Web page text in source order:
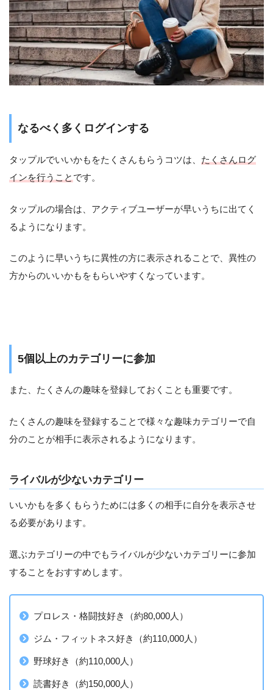
なるべく多くログインする
タップルでいいかもをたくさんもらうコツは、 たくさんログ
インを行うこと です。
タップルの場合は、アクティブユーザーが早いうちに出てく
るようになります。
このように早いうちに異性の方に表示されることで、異性の
方からのいいかもをもらいやすくなっています。
5個以上のカテゴリーに参加
また、たくさんの趣味を登録しておくことも重要です。
たくさんの趣味を登録することで様々な趣味カテゴリーで自
分のことが相手に表示されるようになります。
ライバルが少ないカテゴリー
いいかもを多くもらうためには多くの相手に自分を表示させ
る必要があります。
選ぶカテゴリーの中でもライバルが少ないカテゴリーに参加
することをおすすめします。
プロレス・格闘技好き（約80,000人）
ジム・フィットネス好き（約110,000人）
野球好き（約110,000人）
読書好き（約150,000人）